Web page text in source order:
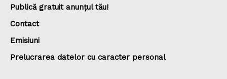
Publică gratuit anunțul tău!
Contact
Emisiuni
Prelucrarea datelor cu caracter personal